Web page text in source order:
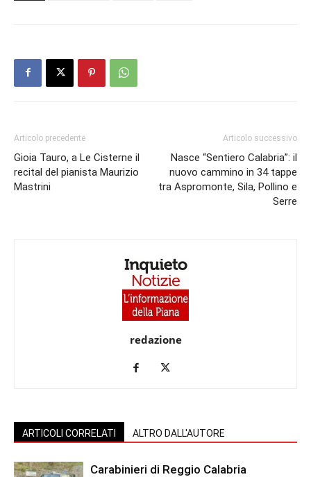
Articolo precedente
Gioia Tauro, a Le Cisterne il
recital del pianista Maurizio
Mastrini
Articolo successivo
Nasce “Sentiero Calabria”: il
nuovo cammino in 34 tappe
tra Aspromonte, Sila, Pollino e
Serre
redazione
ARTICOLI CORRELATI ALTRO DALL'AUTORE
Carabinieri di Reggio Calabria